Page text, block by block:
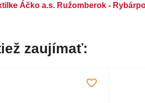
Áčko a.s. Ružomberok -
zaujímať: